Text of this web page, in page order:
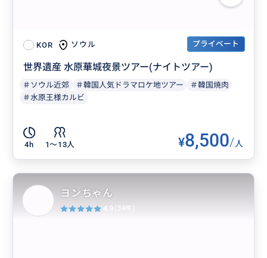
KOR ソウル プライベート
世界遺産 水原華城夜景ツアー(ナイトツアー)
＃ソウル近郊 ＃韓国人気ドラマロケ地ツアー
＃韓国焼肉
＃水原王様カルビ
4h 1〜13人 ¥8,500/人
ヨンちゃん
4.9 (34件)